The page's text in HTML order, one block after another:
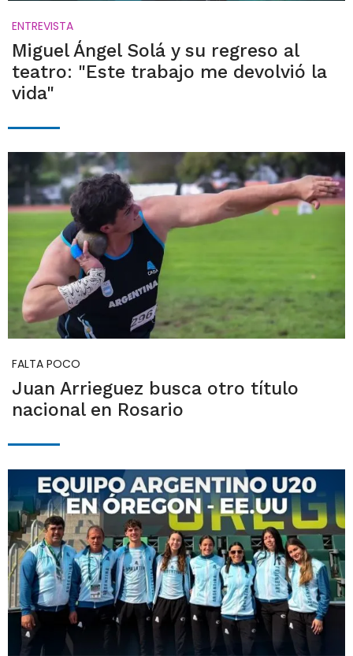
ENTREVISTA
Miguel Ángel Solá y su regreso al
teatro: "Este trabajo me devolvió la
vida"
FALTA POCO
Juan Arrieguez busca otro título
nacional en Rosario